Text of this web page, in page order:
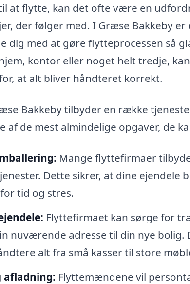
at flytte, kan det ofte være en
der følger med. I Græse Bakkeby
dig med at gøre flytteprocessen så
kontor eller noget helt tredje,
at alt bliver håndteret korrekt.
Bakkeby tilbyder en række
af de mest almindelige opgaver, de
Mange flyttefirmaer
Dette sikrer, at dine ejendele
tid og stres.
Flyttefirmaet kan sørge for
nuværende adresse til din nye
alt fra små kasser til store
afladning: Flyttemændene vil